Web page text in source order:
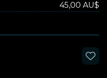
45,00 AU$